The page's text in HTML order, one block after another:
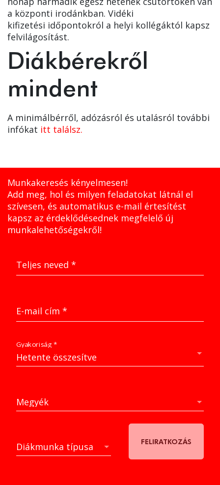
a központi irodánkban. Vidéki
kifizetési időpontokról a helyi kollégáktól kapsz
felvilágosítást.
Diákbérekről
mindent
A minimálbérről, adózásról és utalásról további
infókat itt találsz.
Munkakeresés kényelmesen!
Add meg, hol és milyen feladatokat látnál el
szívesen, és automatikus e-mail értesítést
kapsz az érdeklődésednek megfelelő új
munkalehetőségekről!
Teljes neved *
E-mail cím *
Hetente összesítve
Gyakoriság *
Megyék
Megyék
Diákmunka típusa
Diákmunka típusa FELIRATKOZÁS